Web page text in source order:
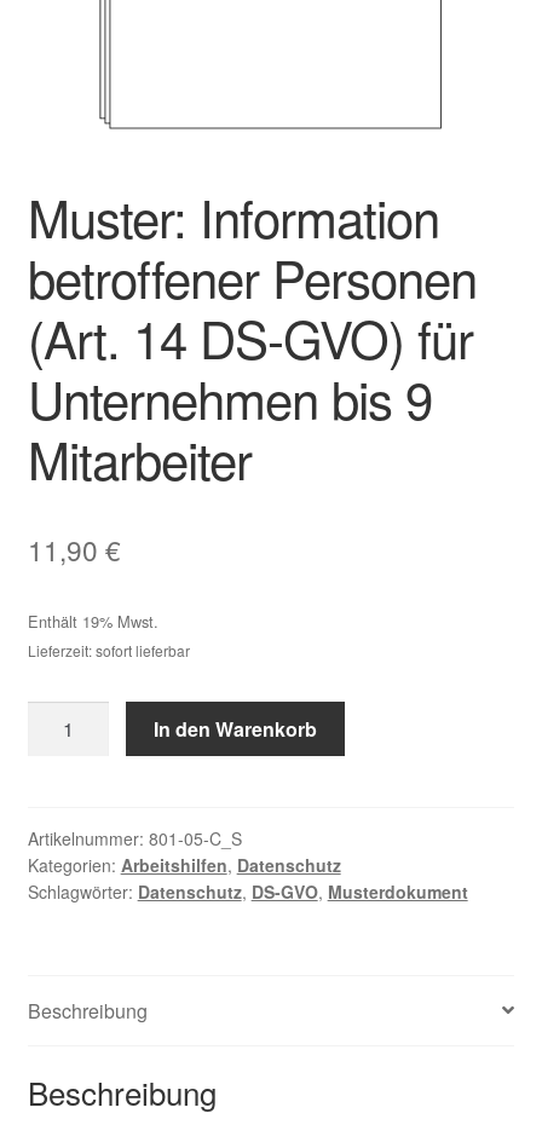
Muster: Information
betroffener Personen
(Art. 14 DS-GVO) für
Unternehmen bis 9
Mitarbeiter
11,90 €
Enthält 19% Mwst.
Lieferzeit: sofort lieferbar
Information
(Art.
14
DS-
bis
Mitarbeiter
Menge
In den Warenkorb
Artikelnummer: 801-05-C_S
Kategorien: Arbeitshilfen, Datenschutz
Schlagwörter: Datenschutz, DS-GVO, Musterdokument
Beschreibung
Beschreibung